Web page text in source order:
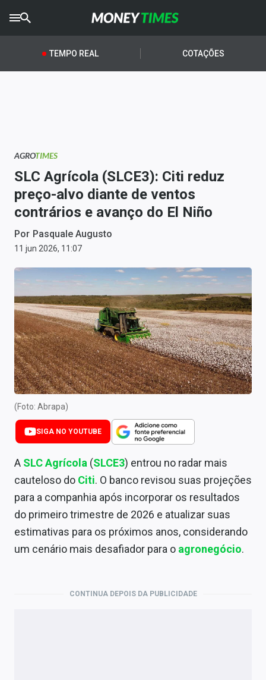
CRYPTOTIMES
AGROTIMES
Newsletters
Money Trader
Anuncie
Últimas Notícias
Newsletters
Cotações
Comprar ou vender?
Carteiras Recomendadas
Central de Dividendos
Central de Fundos Imobiliários
Central dos IPOs
Renda Fixa
Finanças Pessoais
Mercados
Economia
TEMPO REAL COTAÇÕES
AGROTIMES
SLC Agrícola (SLCE3): Citi reduz
preço-alvo diante de ventos
contrários e avanço do El Niño
Por Pasquale Augusto
11 jun 2026, 11:07
(Foto: Abrapa)
SIGA NO YOUTUBE
A SLC Agrícola (SLCE3) entrou no radar mais
cauteloso do Citi. O banco revisou suas projeções
para a companhia após incorporar os resultados
do primeiro trimestre de 2026 e atualizar suas
estimativas para os próximos anos, considerando
um cenário mais desafiador para o agronegócio.
CONTINUA DEPOIS DA PUBLICIDADE